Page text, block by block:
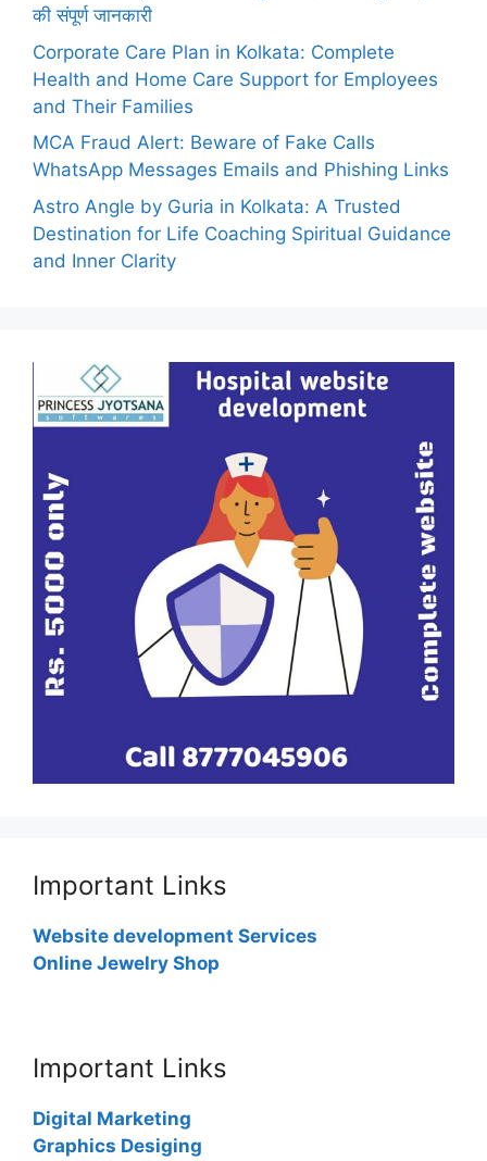
की संपूर्ण जानकारी
Corporate Care Plan in Kolkata: Complete
Health and Home Care Support for Employees
and Their Families
MCA Fraud Alert: Beware of Fake Calls
WhatsApp Messages Emails and Phishing Links
Astro Angle by Guria in Kolkata: A Trusted
Destination for Life Coaching Spiritual Guidance
and Inner Clarity
Important Links
Website development Services
Online Jewelry Shop
Important Links
Digital Marketing
Graphics Desiging